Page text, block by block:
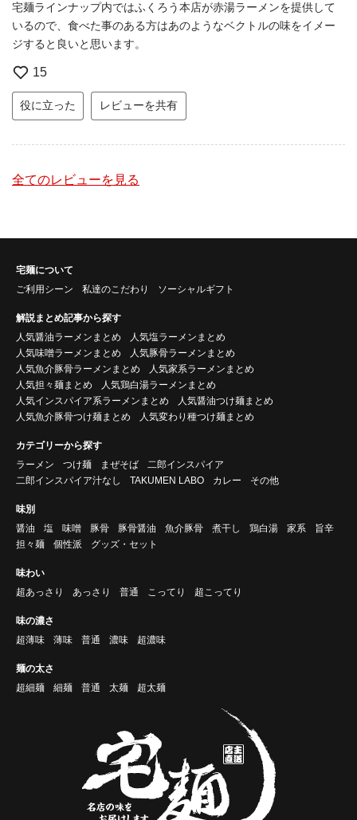
宅麺ラインナップ内ではふくろう本店が赤湯ラーメンを提供して
いるので、食べた事のある方はあのようなベクトルの味をイメー
ジすると良いと思います。
15
役に立った レビューを共有
全てのレビューを見る
宅麺について
ご利用シーン
私達のこだわり ソーシャルギフト
解説まとめ記事から探す
人気醤油ラーメンまとめ
人気塩ラーメンまとめ
人気味噌ラーメンまとめ
人気豚骨ラーメンまとめ
人気魚介豚骨ラーメンまとめ
人気家系ラーメンまとめ
人気担々麺まとめ
人気鶏白湯ラーメンまとめ
人気インスパイア系ラーメンまとめ
人気醤油つけ麺まとめ
人気魚介豚骨つけ麺まとめ
人気変わり種つけ麺まとめ
カテゴリーから探す
ラーメン
つけ麺 まぜそば
二郎インスパイア
二郎インスパイア汁なし
TAKUMEN LABO カレー その他
味別
醤油
塩 味噌 豚骨 豚骨醤油 魚介豚骨 煮干し 鶏白湯 家系
旨辛
担々麺
個性派 グッズ・セット
味わい
超あっさり
あっさり 普通 こってり 超こってり
味の濃さ
超薄味
薄味 普通 濃味 超濃味
麺の太さ
超細麺
細麺 普通 太麺 超太麺